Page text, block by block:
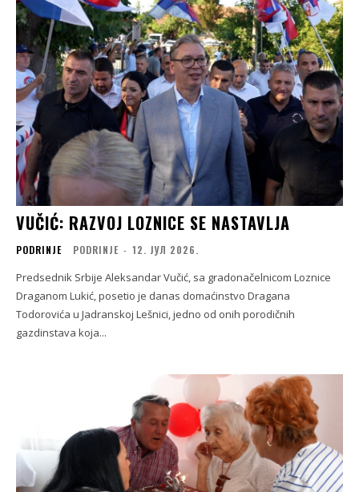
VUČIĆ: RAZVOJ LOZNICE SE NASTAVLJA
PODRINJE PODRINJE - 12. ЈУЛ 2026.
Predsednik Srbije Aleksandar Vučić, sa gradonačelnicom Loznice
Draganom Lukić, posetio je danas domaćinstvo Dragana
Todorovića u Jadranskoj Lešnici, jedno od onih porodičnih
gazdinstava koja...